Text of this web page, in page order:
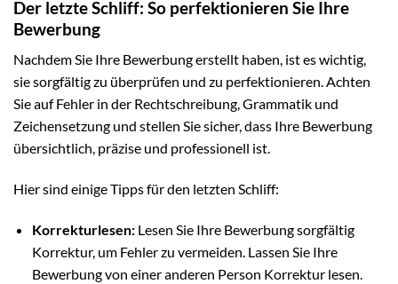
Der letzte Schliff: So perfektionieren Sie Ihre
Bewerbung
Nachdem Sie Ihre Bewerbung erstellt haben, ist es wichtig,
sie sorgfältig zu überprüfen und zu perfektionieren. Achten
Sie auf Fehler in der Rechtschreibung, Grammatik und
Zeichensetzung und stellen Sie sicher, dass Ihre Bewerbung
übersichtlich, präzise und professionell ist.
Hier sind einige Tipps für den letzten Schliff:
Korrekturlesen:Lesen Sie Ihre Bewerbung sorgfältig
Korrektur, um Fehler zu vermeiden. Lassen Sie Ihre
Bewerbung von einer anderen Person Korrektur lesen.